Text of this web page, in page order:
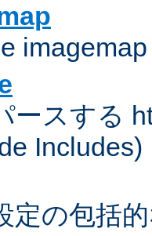
ースする
Includes)
定の包括